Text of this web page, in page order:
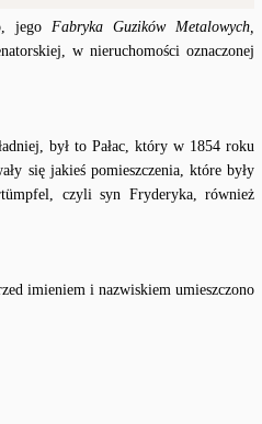
jegoFabryka Guzików Metalowych,
w nieruchomości oznaczonej
był to Pałac, który w 1854 roku
się jakieś pomieszczenia, które były
czyli syn Fryderyka, również
imieniem i nazwiskiem umieszczono